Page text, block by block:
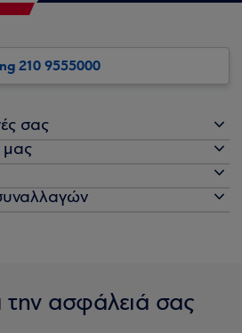
210 9555000
σας
μας
ασφάλειά σας